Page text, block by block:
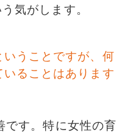
気がします。
いうことですが、何
ることはあります
です。特に女性の育